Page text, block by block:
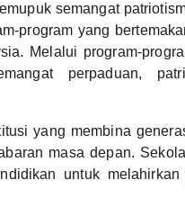
semangat
program yang
Melalui program-
perpaduan,
yang membina
masa depan.
untuk